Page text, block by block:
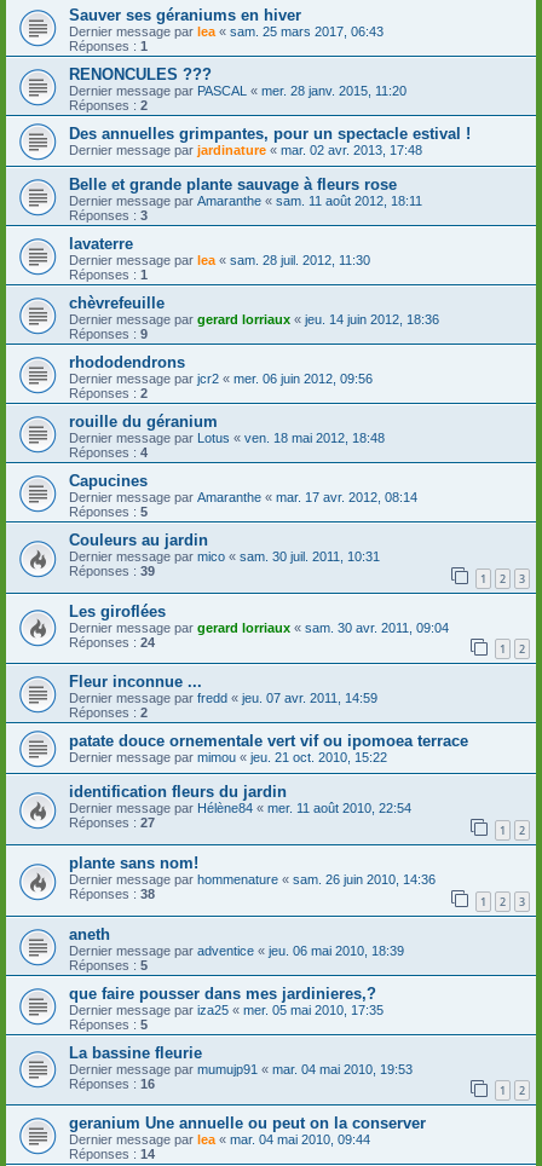
Sauver ses géraniums en hiver
Dernier message par lea « sam. 25 mars 2017, 06:43
Réponses : 1
RENONCULES ???
Dernier message par PASCAL « mer. 28 janv. 2015, 11:20
Réponses : 2
Des annuelles grimpantes, pour un spectacle estival !
Dernier message par jardinature « mar. 02 avr. 2013, 17:48
Belle et grande plante sauvage à fleurs rose
Dernier message par Amaranthe « sam. 11 août 2012, 18:11
Réponses : 3
lavaterre
Dernier message par lea « sam. 28 juil. 2012, 11:30
Réponses : 1
chèvrefeuille
Dernier message par gerard lorriaux « jeu. 14 juin 2012, 18:36
Réponses : 9
rhododendrons
Dernier message par jcr2 « mer. 06 juin 2012, 09:56
Réponses : 2
rouille du géranium
Dernier message par Lotus « ven. 18 mai 2012, 18:48
Réponses : 4
Capucines
Dernier message par Amaranthe « mar. 17 avr. 2012, 08:14
Réponses : 5
Couleurs au jardin
Dernier message par mico « sam. 30 juil. 2011, 10:31
Réponses : 39 1 2 3
Les giroflées
Dernier message par gerard lorriaux « sam. 30 avr. 2011, 09:04
Réponses : 24 1 2
Fleur inconnue ...
Dernier message par fredd « jeu. 07 avr. 2011, 14:59
Réponses : 2
patate douce ornementale vert vif ou ipomoea terrace
Dernier message par mimou « jeu. 21 oct. 2010, 15:22
identification fleurs du jardin
Dernier message par Hélène84 « mer. 11 août 2010, 22:54
Réponses : 27 1 2
plante sans nom!
Dernier message par hommenature « sam. 26 juin 2010, 14:36
Réponses : 38 1 2 3
aneth
Dernier message par adventice « jeu. 06 mai 2010, 18:39
Réponses : 5
que faire pousser dans mes jardinieres,?
Dernier message par iza25 « mer. 05 mai 2010, 17:35
Réponses : 5
La bassine fleurie
Dernier message par mumujp91 « mar. 04 mai 2010, 19:53
Réponses : 16 1 2
geranium Une annuelle ou peut on la conserver
Dernier message par lea « mar. 04 mai 2010, 09:44
Réponses : 14